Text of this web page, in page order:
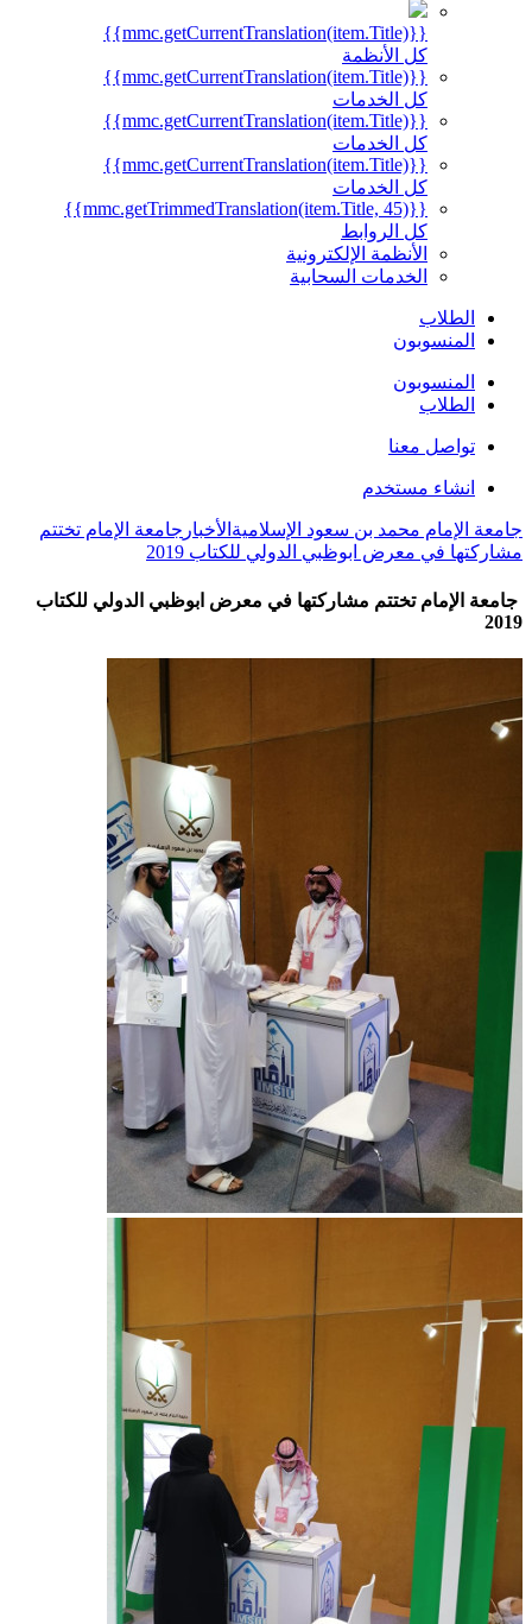
{{mmc.getCurrentTranslation(item.Title)}}
كل الأنظمة
{{mmc.getCurrentTranslation(item.Title)}}
كل الخدمات
{{mmc.getCurrentTranslation(item.Title)}}
كل الخدمات
{{mmc.getCurrentTranslation(item.Title)}}
كل الخدمات
{{mmc.getTrimmedTranslation(item.Title, 45)}}
كل الروابط
الأنظمة الإلكترونية
الخدمات السحابية
الطلاب
المنسوبون
المنسوبون
الطلاب
تواصل معنا
انشاء مستخدم
جامعة الإمام محمد بن سعود الإسلامية الأخبار جامعة الإمام تختتم
مشاركتها في معرض ابوظبي الدولي للكتاب 2019
جامعة الإمام تختتم مشاركتها في معرض ابوظبي الدولي للكتاب
2019